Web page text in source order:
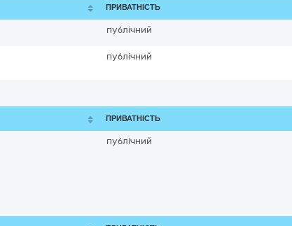
ПРИВАТНІСТЬ
публічний
публічний
ПРИВАТНІСТЬ
публічний